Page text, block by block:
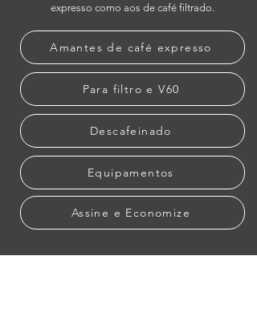
expresso como aos de café filtrado.
Amantes de café expresso
Para filtro e V60
Descafeinado
Equipamentos
Assine e Economize